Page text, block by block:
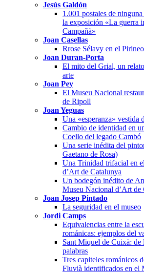
Jesús Galdón
1.001 postales de
la exposición «La guerra
Campañà»
Joan Casellas
Rrose Sélavy en el
Joan Duran-Porta
El mito del Grial, un
arte
Joan Pey
El Museu Nacional
de Ripoll
Joan Yeguas
Una «esperanza» vestida
Cambio de identidad en
Coello del legado Cambó
Una serie inédita del
Gaetano de Rosa)
Una Trinidad trifacial en
d’Art de Catalunya
Un bodegón inédito de
Museu Nacional d’Art de
Joan Josep Pintado
La seguridad en el museo
Jordi Camps
Equivalencias entre la
románicas: ejemplos del
Sant Miquel de Cuixà: de
palabras
Tres capiteles románicos
Fluvià identificados en el